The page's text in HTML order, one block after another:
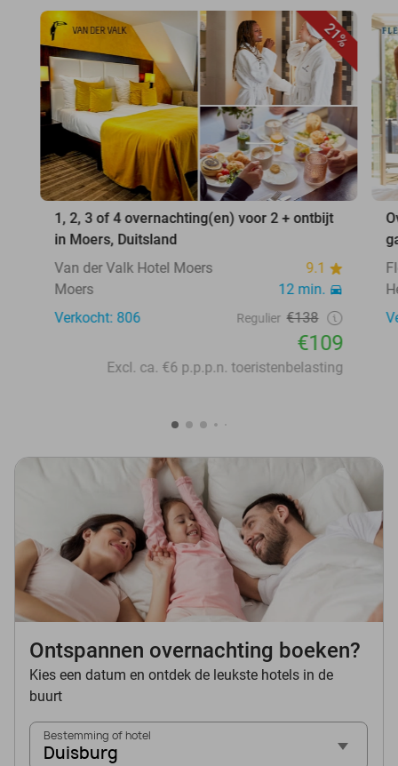
21%
1, 2, 3 of 4 overnachting(en) voor 2 + ontbijt
in Moers, Duitsland
Van der Valk Hotel Moers
9.1
Moers
12 min.
Verkocht: 806
Regulier €138
€109
Excl. ca. €6 p.p.p.n. toeristenbelasting
Ontspannen overnachting boeken?
Kies een datum en ontdek de leukste hotels in de
buurt
Bestemming of hotel
Duisburg